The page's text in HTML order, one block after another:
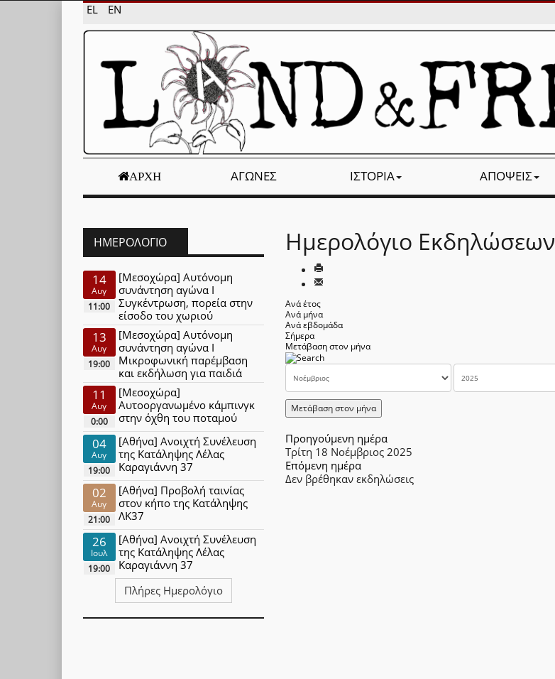
EL EN
ΑΡΧΉ ΑΓΏΝΕΣ ΙΣΤΟΡΊΑ ΑΠΌΨΕΙΣ
Ημερολόγιο Εκδηλώσεων
Ανά έτος
Ανά μήνα
Ανά εβδομάδα
Σήμερα
Μετάβαση στον μήνα
Μετάβαση στον μήνα
Προηγούμενη ημέρα
Τρίτη 18 Νοέμβριος 2025
Επόμενη ημέρα
Δεν βρέθηκαν εκδηλώσεις
ΗΜΕΡΟΛΌΓΙΟ
14
Αυγ
11:00
[Μεσοχώρα] Αυτόνομη
συνάντηση αγώνα Ι
Συγκέντρωση, πορεία στην
είσοδο του χωριού
13
Αυγ
19:00
[Μεσοχώρα] Αυτόνομη
συνάντηση αγώνα Ι
Μικροφωνική παρέμβαση
και εκδήλωση για παιδιά
11
Αυγ
0:00
[Μεσοχώρα]
Αυτοοργανωμένο κάμπινγκ
στην όχθη του ποταμού
04
Αυγ
19:00
[Αθήνα] Ανοιχτή Συνέλευση
της Κατάληψης Λέλας
Καραγιάννη 37
02
Αυγ
21:00
[Αθήνα] Προβολή ταινίας
στον κήπο της Κατάληψης
ΛΚ37
26
Ιουλ
19:00
[Αθήνα] Ανοιχτή Συνέλευση
της Κατάληψης Λέλας
Καραγιάννη 37
Πλήρες Ημερολόγιο